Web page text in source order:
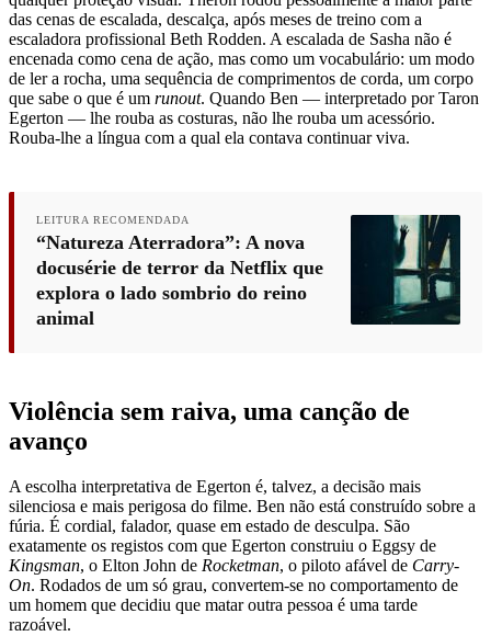
das cenas de escalada, descalça, após meses de treino com a
escaladora profissional Beth Rodden. A escalada de Sasha não é
encenada como cena de ação, mas como um vocabulário: um modo
de ler a rocha, uma sequência de comprimentos de corda, um corpo
que sabe o que é um runout. Quando Ben — interpretado por Taron
Egerton — lhe rouba as costuras, não lhe rouba um acessório.
Rouba-lhe a língua com a qual ela contava continuar viva.
LEITURA RECOMENDADA
“Natureza Aterradora”: A nova
docusérie de terror da Netflix que
explora o lado sombrio do reino
animal
Violência sem raiva, uma canção de
avanço
A escolha interpretativa de Egerton é, talvez, a decisão mais
silenciosa e mais perigosa do filme. Ben não está construído sobre a
fúria. É cordial, falador, quase em estado de desculpa. São
exatamente os registos com que Egerton construiu o Eggsy de
Kingsman, o Elton John de Rocketman, o piloto afável de Carry-
On. Rodados de um só grau, convertem-se no comportamento de
um homem que decidiu que matar outra pessoa é uma tarde
razoável.